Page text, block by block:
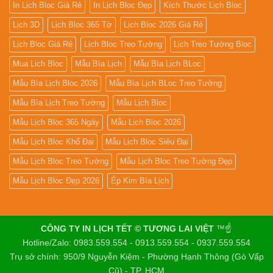
In Lịch Bloc Giá Rẻ In Lịch Bloc Đẹp Kích Thước Lịch Bloc
Lịch 3D Lịch Bloc 365 Tờ Lịch Bloc 2026 Giá Rẻ
Lịch Bloc Giá Rẻ Lịch Bloc Treo Tường Lịch Treo Tường Bloc
Mua Lich Bloc Mẫu Bìa Lịch Mẫu Bìa Lịch BLoc
Mẫu Bìa Lịch Bloc 2026 Mẫu Bìa Lịch BLoc Treo Tường
Mẫu Bìa Lịch Treo Tường Mẫu Lịch Bloc
Mẫu Lịch Bloc 365 Ngày Mẫu Lịch Bloc 2026
Mẫu Lịch Bloc Khổ Đại Mẫu Lịch Bloc Siêu Đại
Mẫu Lịch Bloc Treo Tường Mẫu Lịch Bloc Treo Tường Đẹp
Mẫu Lịch Bloc Đẹp 2026 Ép Kim Bìa Lịch
CÔNG TY IN LỊCH TẾT © TƯƠNG LAI VIỆT ™☝️
Hotline/Zalo: 0983.559.554 - 0913.559.554 - 0937.559.554
Trụ sở chính: 950/9 Nguyễn Kiệm - Phường Hạnh Thông (Gò Vấp
Cũ) - TP. HCM